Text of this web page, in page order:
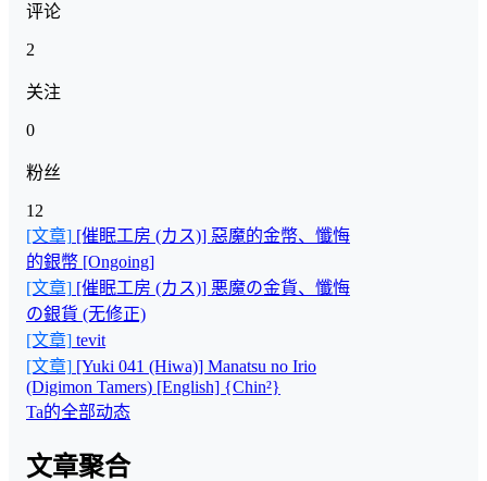
评论
2
关注
0
粉丝
12
[文章] [催眠工房 (カス)] 惡魔的金幣、懺悔
的銀幣 [Ongoing]
[文章] [催眠工房 (カス)] 悪魔の金貨、懺悔
の銀貨 (无修正)
[文章] tevit
[文章] [Yuki 041 (Hiwa)] Manatsu no Irio
(Digimon Tamers) [English] {Chin²}
Ta的全部动态
文章聚合